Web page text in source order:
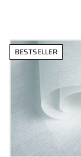
BESTSELLER